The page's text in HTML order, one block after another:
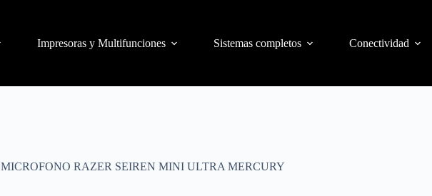
Impresoras y Multifunciones Sistemas completos Conectividad
MICROFONO RAZER SEIREN MINI ULTRA MERCURY